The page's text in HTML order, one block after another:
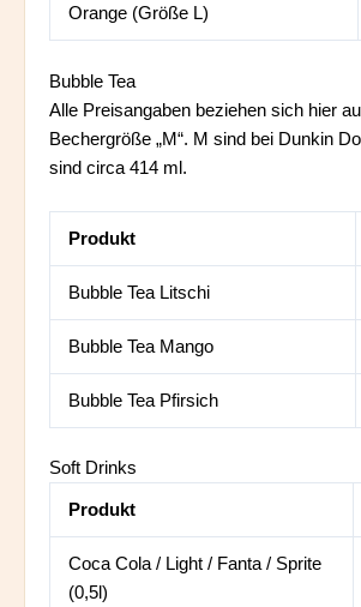
Orange (Größe L)
Bubble Tea
Alle Preisangaben beziehen sich hier
Bechergröße „M“. M sind bei Dunkin
sind circa 414 ml.
Produkt
Bubble Tea Litschi
Bubble Tea Mango
Bubble Tea Pfirsich
Soft Drinks
Produkt
Coca Cola / Light / Fanta / Sprite
(0,5l)